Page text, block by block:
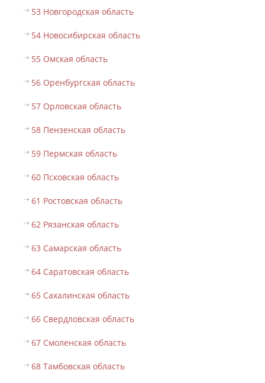
53 Новгородская область
54 Новосибирская область
55 Омская область
56 Оренбургская область
57 Орловская область
58 Пензенская область
59 Пермская область
60 Псковская область
61 Ростовская область
62 Рязанская область
63 Самарская область
64 Саратовская область
65 Сахалинская область
66 Свердловская область
67 Смоленская область
68 Тамбовская область